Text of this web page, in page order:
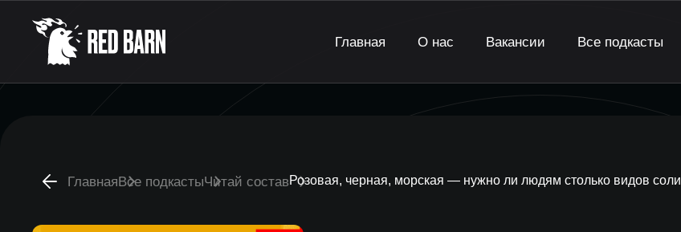
Главная О нас Вакансии Все подкасты
ГлавнаяВсе подкастыЧитай составРозовая, черная, морская — нужно ли людям столько видов соли